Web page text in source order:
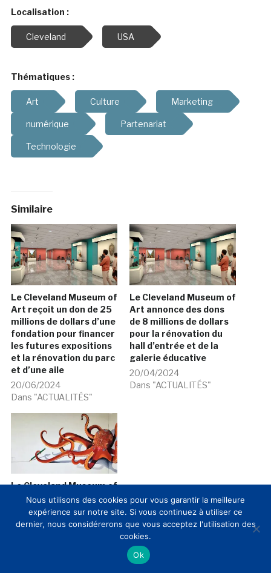
Localisation :
Cleveland USA
Thématiques :
Art Culture Marketing
numérique Partenariat
Technologie
Similaire
Le Cleveland Museum of
Art reçoit un don de 25
millions de dollars d’une
fondation pour financer
les futures expositions
et la rénovation du parc
et d’une aile
20/06/2024
Dans "ACTUALITÉS"
Le Cleveland Museum of
Art annonce des dons
de 8 millions de dollars
pour la rénovation du
hall d’entrée et de la
galerie éducative
20/04/2024
Dans "ACTUALITÉS"
Le Cleveland Museum of
Art ouvre son
Community Arts Center
dans le quartier ouest
Nous utilisons des cookies pour vous garantir la meilleure
expérience sur notre site. Si vous continuez à utiliser ce
dernier, nous considérerons que vous acceptez l'utilisation des
cookies.
Ok